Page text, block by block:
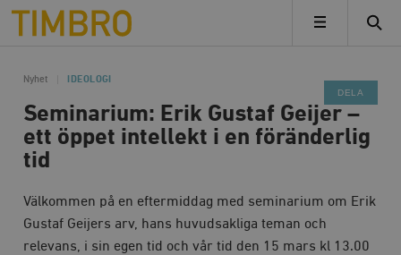
Timbro
MENY
Nyhet IDEOLOGI
Seminarium: Erik Gustaf Geijer –
ett öppet intellekt i en föränderlig
tid
Välkommen på en eftermiddag med seminarium om Erik
Gustaf Geijers arv, hans huvudsakliga teman och
relevans, i sin egen tid och vår tid den 15 mars kl 13.00
DELA